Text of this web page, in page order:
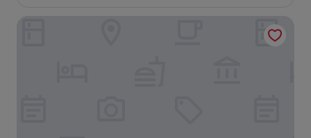
TownePlace Suites New Orleans Downtown/Canal Street